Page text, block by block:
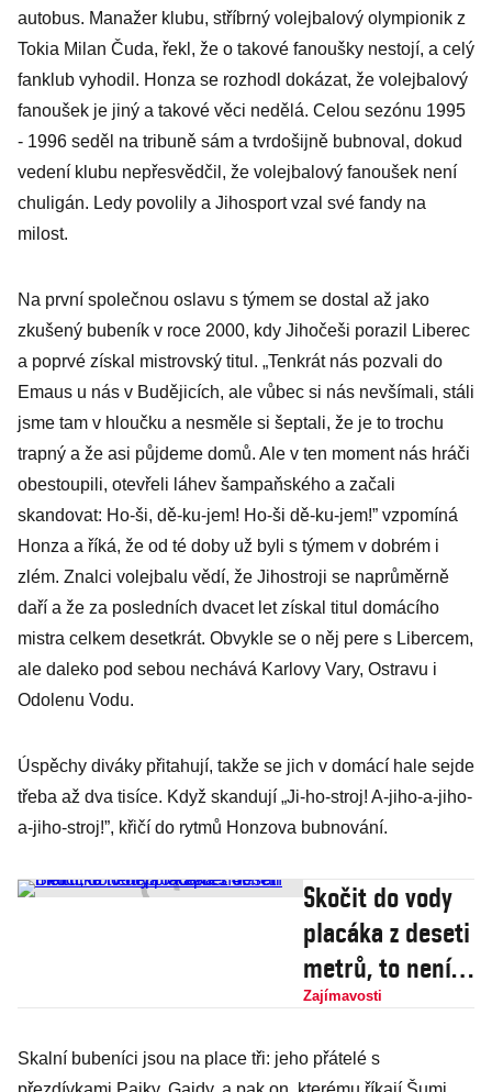
autobus. Manažer klubu, stříbrný volejbalový olympionik z
Tokia Milan Čuda, řekl, že o takové fanoušky nestojí, a celý
fanklub vyhodil. Honza se rozhodl dokázat, že volejbalový
fanoušek je jiný a takové věci nedělá. Celou sezónu 1995
- 1996 seděl na tribuně sám a tvrdošijně bubnoval, dokud
vedení klubu nepřesvědčil, že volejbalový fanoušek není
chuligán. Ledy povolily a Jihosport vzal své fandy na
milost.
Na první společnou oslavu s týmem se dostal až jako
zkušený bubeník v roce 2000, kdy Jihočeši porazil Liberec
a poprvé získal mistrovský titul. „Tenkrát nás pozvali do
Emaus u nás v Budějicích, ale vůbec si nás nevšímali, stáli
jsme tam v hloučku a nesměle si šeptali, že je to trochu
trapný a že asi půjdeme domů. Ale v ten moment nás hráči
obestoupili, otevřeli láhev šampaňského a začali
skandovat: Ho-ši, dě-ku-jem! Ho-ši dě-ku-jem!” vzpomíná
Honza a říká, že od té doby už byli s týmem v dobrém i
zlém. Znalci volejbalu vědí, že Jihostroji se naprůměrně
daří a že za posledních dvacet let získal titul domácího
mistra celkem desetkrát. Obvykle se o něj pere s Libercem,
ale daleko pod sebou nechává Karlovy Vary, Ostravu i
Odolenu Vodu.
Úspěchy diváky přitahují, takže se jich v domácí hale sejde
třeba až dva tisíce. Když skandují „Ji-ho-stroj! A-jiho-a-jiho-
a-jiho-stroj!”, křičí do rytmů Honzova bubnování.
Skočit do vody
placáka z deseti
metrů, to není
pro každého.
dělá rád přes 40
Zajímavosti
Skalní bubeníci jsou na place tři: jeho přátelé s